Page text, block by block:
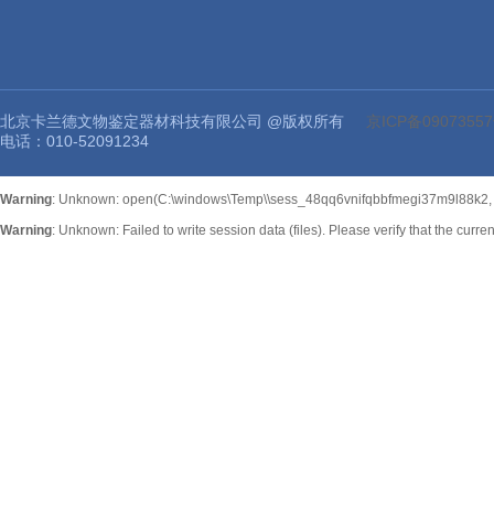
北京卡兰德文物鉴定器材科技有限公司 @版权所有
京ICP备
电话：010-52091234
Warning: Unknown:
Warning: Unknown: Failed to write session data (files). Please verify that the